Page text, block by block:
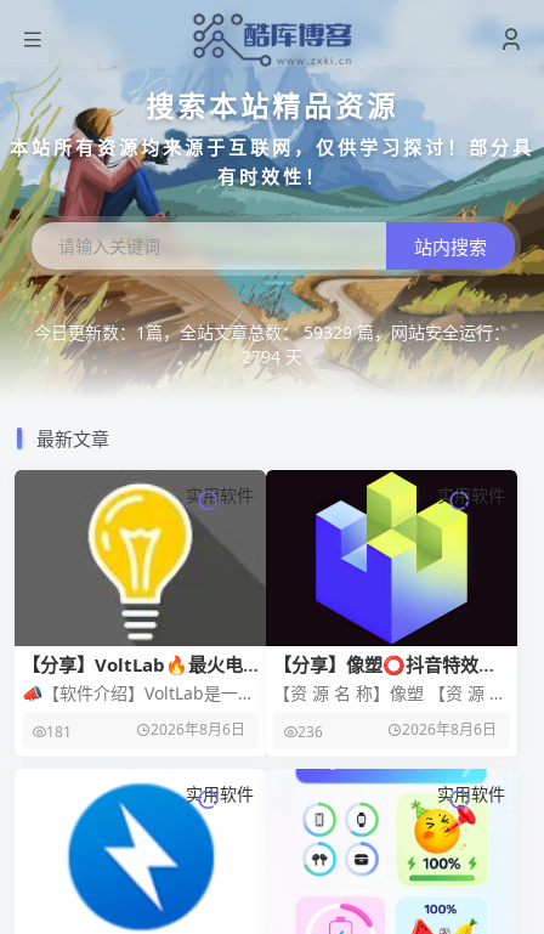
搜索本站精品资源
本站所有资源均来源于互联网，仅供学习探讨！部分具
有时效性！
站内搜索
今日更新数：1篇，全站文章总数： 59329 篇，网站安全运行：
2794 天
最新文章
实用软件
【分享】VoltLab🔥最火电
路电工图｜免登可用｜附教程
📣【软件介绍】VoltLab是一款
面向儿童、成人及学生的互动
电学物理实验室应用。它通过
181 2026年8月6日
实用软件
【分享】像塑⭕抖音特效制
作神器🔥副业赚钱🔥玩转特
效
【资 源 名 称】像塑 【资 源 版
本】17.1.1 【资 源 大 小】
133.14M 【资 源
236 2026年8月6日
实用软件 实用软件